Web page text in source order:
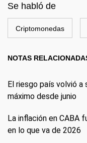
Se habló de
Criptomonedas
NOTAS
El riesgo país volvió
máximo desde junio
La inflación en CABA
en lo que va de 2026